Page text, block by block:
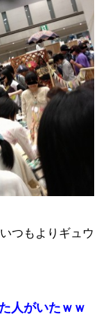
つもよりギュウ
人がいたｗｗ